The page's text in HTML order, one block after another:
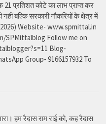
21 प्रतिशत कोटे का लाभ प्राप्त कर
नहीं बल्कि सरकारी नौकरियों के क्षेत्र में
2026) Website- www.spmittal.in
SPMittalblog Follow me on
Blog-
Group- 9166157932 To
हम रैदास राम राई को, कह रैदास